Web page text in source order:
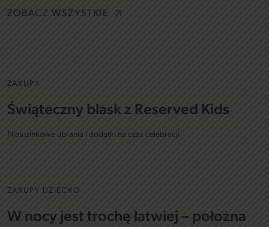
ZOBACZ WSZYSTKIE
ZAKUPY
Świąteczny blask z Reserved Kids
Nietuzinkowe ubrania i dodatki na czas celebracji
ZAKUPY DZIECKO
W nocy jest trochę łatwiej – położna